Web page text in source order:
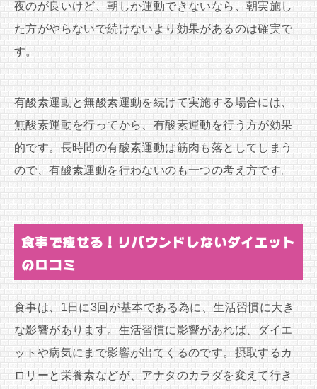
夜のが良いけど、朝しか運動できないなら、朝実施し
た方がやらないで続けないより効果があるのは確実で
す。
有酸素運動と無酸素運動を続けて実施する場合には、
無酸素運動を行ってから、有酸素運動を行う方が効果
的です。長時間の有酸素運動は筋肉も落としてしまう
ので、有酸素運動を行わないのも一つの考え方です。
食事で痩せる！リバウンドしないダイエット
の口コミ
食事は、1日に3回が基本である為に、生活習慣に大き
な影響があります。生活習慣に影響があれば、ダイエ
ットや病気にまで影響が出てくるのです。摂取するカ
ロリーと栄養素などが、アナタのカラダを変えて行き